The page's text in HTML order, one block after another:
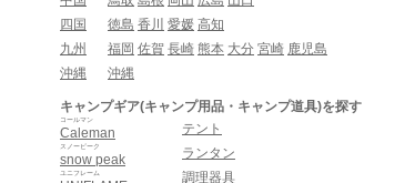
四国
徳島 香川 愛媛 高知
九州
福岡 佐賀 長崎 熊本 大分 宮崎 鹿児島
沖縄
沖縄
キャンプギア(キャンプ用品・キャンプ道具)を探す
Caleman
コールマン
snow peak
スノーピーク
ユニフレーム
テント
ランタン
調理器具